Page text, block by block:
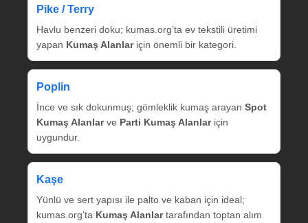
Pike / Terry
Havlu benzeri doku; kumas.org’ta ev tekstili üretimi
yapan Kumaş Alanlariçin önemli bir kategori.
Poplin
İnce ve sık dokunmuş; gömleklik kumaş arayan Spot
Kumaş Alanlarve Parti Kumaş Alanlariçin
uygundur.
Kaşe
Yünlü ve sert yapısı ile palto ve kaban için ideal;
kumas.org’ta Kumaş Alanlartarafından toptan alım